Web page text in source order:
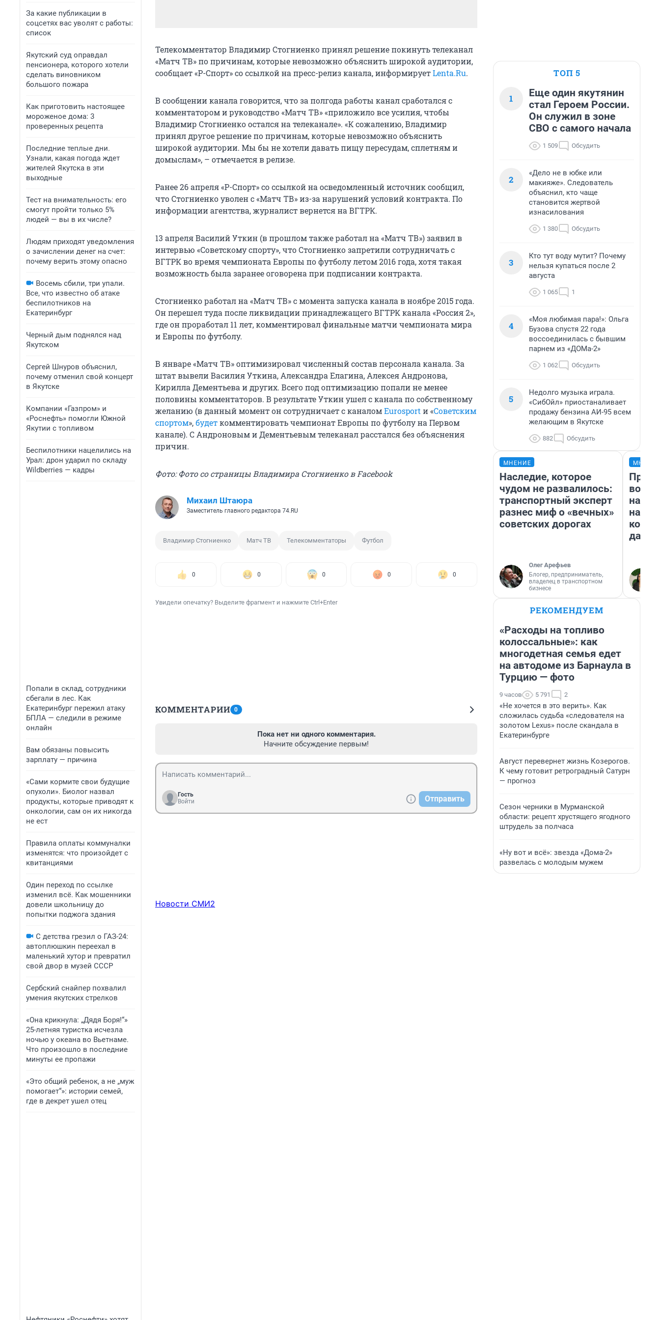
За какие публикации в
соцсетях вас уволят с работы:
список
Якутский суд оправдал
пенсионера, которого хотели
сделать виновником
большого пожара
Как приготовить настоящее
мороженое дома: 3
проверенных рецепта
Последние теплые дни.
Узнали, какая погода ждет
жителей Якутска в эти
выходные
Тест на внимательность: его
смогут пройти только 5%
людей — вы в их числе?
Людям приходят уведомления
о зачислении денег на счет:
почему верить этому опасно
Восемь сбили, три упали.
Все, что известно об атаке
беспилотников на
Екатеринбург
Черный дым поднялся над
Якутском
Сергей Шнуров объяснил,
почему отменил свой концерт
в Якутске
Компании «Газпром» и
«Роснефть» помогли Южной
Якутии с топливом
Беспилотники нацелились на
Урал: дрон ударил по складу
Wildberries — кадры
Попали в склад, сотрудники
сбегали в лес. Как
Екатеринбург пережил атаку
БПЛА — следили в режиме
онлайн
Вам обязаны повысить
зарплату — причина
«Сами кормите свои будущие
опухоли». Биолог назвал
продукты, которые приводят к
онкологии, сам он их никогда
не ест
Правила оплаты коммуналки
изменятся: что произойдет с
квитанциями
Один переход по ссылке
изменил всё. Как мошенники
довели школьницу до
попытки поджога здания
С детства грезил о ГАЗ-24:
автоплюшкин переехал в
маленький хутор и превратил
свой двор в музей СССР
Сербский снайпер похвалил
умения якутских стрелков
«Она крикнула: „Дядя Боря!“»
25-летняя туристка исчезла
ночью у океана во Вьетнаме.
Что произошло в последние
минуты ее пропажи
«Это общий ребенок, а не „муж
помогает“»: истории семей,
где в декрет ушел отец
Телекомментатор Владимир Стогниенко принял решение покинуть телеканал
«Матч ТВ» по причинам, которые невозможно объяснить широкой аудитории,
сообщает «Р-Спорт» со ссылкой на пресс-релиз канала, информируетLenta.Ru.
В сообщении канала говорится, что за полгода работы канал сработался с
комментатором и руководство «Матч ТВ» «приложило все усилия, чтобы
Владимир Стогниенко остался на телеканале». «К сожалению, Владимир
принял другое решение по причинам, которые невозможно объяснить
широкой аудитории. Мы бы не хотели давать пищу пересудам, сплетням и
домыслам», – отмечается в релизе.
Ранее 26 апреля «Р-Спорт» со ссылкой на осведомленный источник сообщил,
что Стогниенко уволен с «Матч ТВ» из-за нарушений условий контракта. По
информации агентства, журналист вернется на ВГТРК.
13 апреля Василий Уткин (в прошлом также работал на «Матч ТВ») заявил в
интервью «Советскому спорту», что Стогниенко запретили сотрудничать с
ВГТРК во время чемпионата Европы по футболу летом 2016 года, хотя такая
возможность была заранее оговорена при подписании контракта.
Стогниенко работал на «Матч ТВ» с момента запуска канала в ноябре 2015 года.
Он перешел туда после ликвидации принадлежащего ВГТРК канала «Россия 2»,
где он проработал 11 лет, комментировал финальные матчи чемпионата мира
и Европы по футболу.
В январе «Матч ТВ» оптимизировал численный состав персонала канала. За
штат вывели Василия Уткина, Александра Елагина, Алексея Андронова,
Кирилла Дементьева и других. Всего под оптимизацию попали не менее
половины комментаторов. В результате Уткин ушел с канала по собственному
желанию (в данный момент он сотрудничает с каналомEurosport и «Советским
спортом»,будеткомментировать чемпионат Европы по футболу на Первом
канале). С Андроновым и Дементьевым телеканал расстался без объяснения
причин.
Фото: Фото со страницы Владимира Стогниенко в Facebook
Михаил Штаюра
Заместитель главного редактора 74.RU
Владимир Стогниенко Матч ТВ Телекомментаторы Футбол
0 0 0 0 0
Увидели опечатку? Выделите фрагмент и нажмите Ctrl+Enter
КОММЕНТАРИИ 0
Пока нет ни одного комментария.
Начните обсуждение первым!
Гость
Войти
Отправить
Новости СМИ2
ТОП 5
1
Еще один якутянин
стал Героем России.
Он служил в зоне
СВО с самого начала
1 509 Обсудить
2
«Дело не в юбке или
макияже». Следователь
объяснил, кто чаще
становится жертвой
изнасилования
1 380 Обсудить
3
Кто тут воду мутит? Почему
нельзя купаться после 2
августа
1 065 1
4
«Моя любимая пара!»: Ольга
Бузова спустя 22 года
воссоединилась с бывшим
парнем из «ДОМа-2»
1 062 Обсудить
5
Недолго музыка играла.
«СибОйл» приостаналивает
продажу бензина АИ-95 всем
желающим в Якутске
882 Обсудить
МНЕНИЕ
Наследие, которое
чудом не развалилось:
транспортный эксперт
разнес миф о «вечных»
советских дорогах
Олег Арефьев
Блогер, предприниматель,
владелец в транспортном
бизнесе
нам
даже
РЕКОМЕНДУЕМ
«Расходы на топливо
колоссальные»: как
многодетная семья едет
на автодоме из Барнаула в
Турцию — фото
9 часов 5 791 2
«Не хочется в это верить». Как
сложилась судьба «следователя на
золотом Lexus» после скандала в
Екатеринбурге
Август перевернет жизнь Козерогов.
К чему готовит ретроградный Сатурн
— прогноз
Сезон черники в Мурманской
области: рецепт хрустящего ягодного
штрудель за полчаса
«Ну вот и всё»: звезда «Дома-2»
развелась с молодым мужем